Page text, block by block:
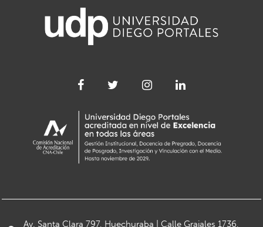
Av. Santa Clara 797, Huechuraba | Calle Grajales 1736,